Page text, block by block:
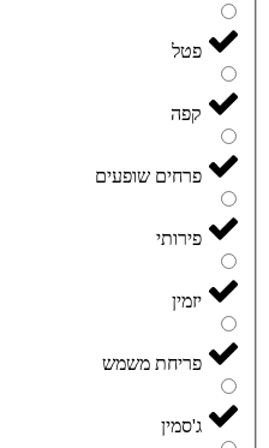
פטל
קפה
פרחים שופעים
פירותי
יזמין
פריחת משמש
ג'סמין